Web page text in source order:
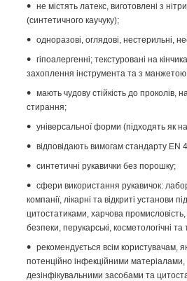
не містять латекс, виготовлені з
(синтетичного каучуку);
одноразові, оглядові, нестерильні,
гіпоалергенні; текстуровані на
захоплення інструмента та з манжетою
мають чудову стійкість до проколів,
стирання;
універсальної форми (підходять як на
відповідають вимогам стандарту EN
синтетичні рукавички без порошку;
сфери використання рукавичок:
компанії, лікарні та відкриті установи
цитостатиками, харчова
безпеки, перукарські, косметологічні
рекомендується всім користувачам,
потенційно інфекційними матеріалами,
дезінфікувальними засобами та